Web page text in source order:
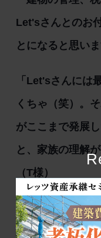
Let'sさんとのお
とになると思い
「Let'sさんには
くちゃ（笑）。
がここまで発展
と、家族の理解
（T様）
「賃貸事業